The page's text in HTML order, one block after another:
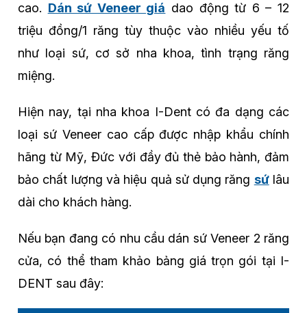
cao. Dán sứ Veneer giá dao động từ 6 – 12
triệu đồng/1 răng tùy thuộc vào nhiều yếu tố
như loại sứ, cơ sở nha khoa, tình trạng răng
miệng.
Hiện nay, tại nha khoa I-Dent có đa dạng các
loại sứ Veneer cao cấp được nhập khẩu chính
hãng từ Mỹ, Đức với đầy đủ thẻ bảo hành, đảm
bảo chất lượng và hiệu quả sử dụng răng sứlâu
dài cho khách hàng.
Nếu bạn đang có nhu cầu dán sứ Veneer 2 răng
cửa, có thể tham khảo bảng giá trọn gói tại I-
DENT sau đây: